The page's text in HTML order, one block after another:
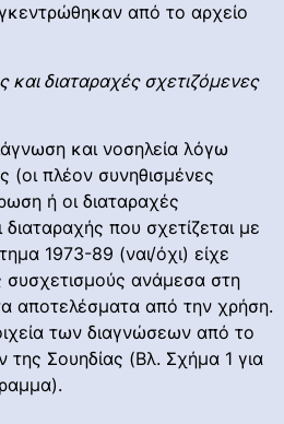
από το αρχείο
και διαταραχές σχετιζόμενες
και νοσηλεία λόγω
(οι πλέον συνηθισμένες
ή οι διαταραχές
που σχετίζεται με
1973-89 (ναι/όχι) είχε
συσχετισμούς ανάμεσα στη
αποτελέσματα από την χρήση.
των διαγνώσεων από το
της Σουηδίας (Βλ. Σχήμα 1 για